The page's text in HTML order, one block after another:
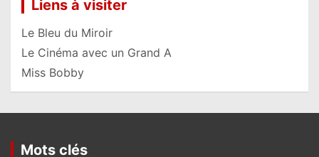
Liens à visiter
Le Bleu du Miroir
Le Cinéma avec un Grand A
Miss Bobby
Mots clés